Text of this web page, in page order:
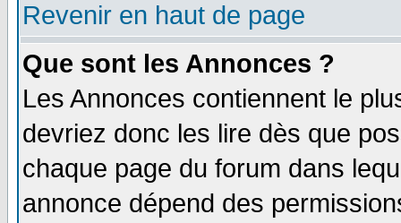
Revenir en haut de page
Que sont les Annonces ?
Les Annonces contiennent le
devriez donc les lire dès que
chaque page du forum dans
annonce dépend des